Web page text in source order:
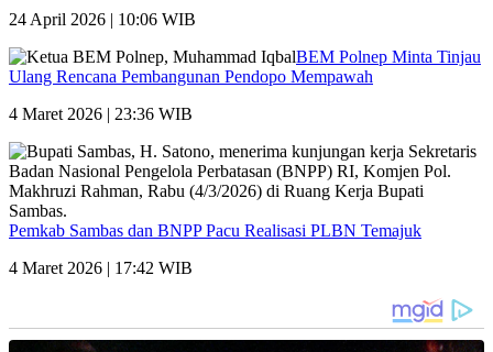
24 April 2026 | 10:06 WIB
BEM Polnep Minta Tinjau
Ulang Rencana Pembangunan Pendopo Mempawah
4 Maret 2026 | 23:36 WIB
Pemkab Sambas dan BNPP Pacu Realisasi PLBN Temajuk
4 Maret 2026 | 17:42 WIB